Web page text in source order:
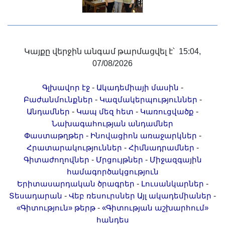
Կայքը վերջին անգամ թարմացվել է՝ 15:04,
07/08/2026
Գլխավոր էջ- Ակադեմիայի մասին -
Բաժանմունքներ - Կազմակերպություններ -
Անդամներ - Կապ մեզ հետ - Կառուցվածք -
Նախագահության անդամներ
Փաստաթղթեր - Ինովացիոն առաջարկներ -
Հրատարակություններ - Հիմնադրամներ -
Գիտաժողովներ - Մրցույթներ - Միջազգային
համագործակցություն
Երիտասարդական ծրագրեր - Լուսանկարներ -
Տեսադարան - Վեբ ռեսուրսներ Այլ ակադեմիաներ -
«Գիտություն» թերթ - «Գիտության աշխարհում»
հանդես